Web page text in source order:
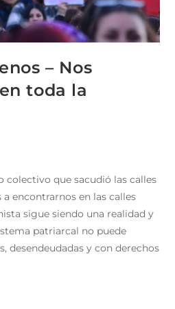
– Nos
toda la
colectivo que sacudió las calles
encontrarnos en las calles
sigue siendo una realidad y
patriarcal no puede
desendeudadas y con derechos